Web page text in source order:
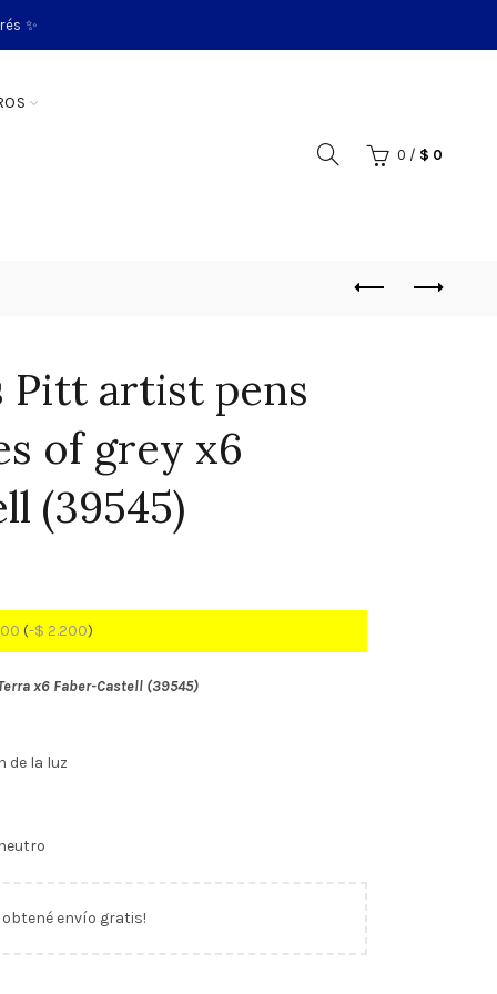
✨
0 / $ 0
Pitt artist pens
of grey x6
(39545)
(-$ 2.200)
x6 Faber-Castell (39545)
de la luz
envío gratis!